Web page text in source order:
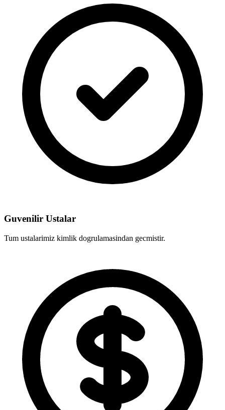
Guvenilir Ustalar
Tum ustalarimiz kimlik dogrulamasindan gecmistir.